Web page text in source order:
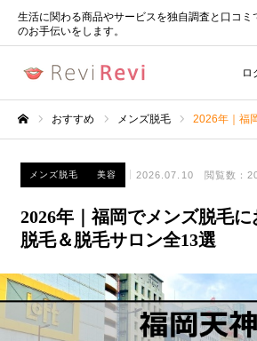
生活に関わる商品やサービスを独自調査と口コミ
のお手伝いをします。
ロ
おすすめ メンズ脱毛 2026年｜福岡でメンズ
メンズ脱毛 美容 2026.07.10 閲覧数：
2026年｜福岡でメンズ脱毛
脱毛＆脱毛サロン全13選